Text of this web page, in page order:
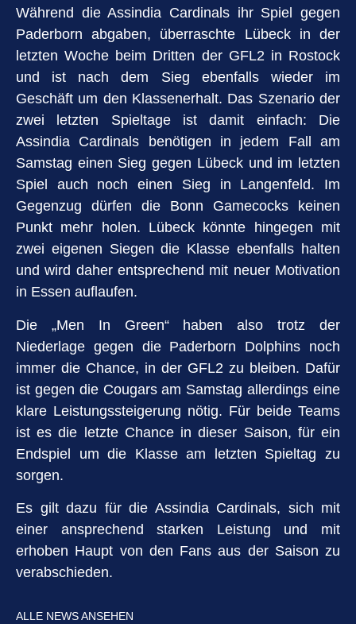
Während die Assindia Cardinals ihr Spiel gegen
Paderborn abgaben, überraschte Lübeck in der
letzten Woche beim Dritten der GFL2 in Rostock
und ist nach dem Sieg ebenfalls wieder im
Geschäft um den Klassenerhalt. Das Szenario der
zwei letzten Spieltage ist damit einfach: Die
Assindia Cardinals benötigen in jedem Fall am
Samstag einen Sieg gegen Lübeck und im letzten
Spiel auch noch einen Sieg in Langenfeld. Im
Gegenzug dürfen die Bonn Gamecocks keinen
Punkt mehr holen. Lübeck könnte hingegen mit
zwei eigenen Siegen die Klasse ebenfalls halten
und wird daher entsprechend mit neuer Motivation
in Essen auflaufen.
Die „Men In Green“ haben also trotz der
Niederlage gegen die Paderborn Dolphins noch
immer die Chance, in der GFL2 zu bleiben. Dafür
ist gegen die Cougars am Samstag allerdings eine
klare Leistungssteigerung nötig. Für beide Teams
ist es die letzte Chance in dieser Saison, für ein
Endspiel um die Klasse am letzten Spieltag zu
sorgen.
Es gilt dazu für die Assindia Cardinals, sich mit
einer ansprechend starken Leistung und mit
erhoben Haupt von den Fans aus der Saison zu
verabschieden.
ALLE NEWS ANSEHEN